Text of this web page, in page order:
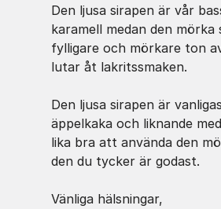
Den ljusa sirapen är vår
karamell medan den mörka
fylligare och mörkare ton
lutar åt lakritssmaken.
Den ljusa sirapen är
äppelkaka och liknande
lika bra att använda den
den du tycker är godast.
Vänliga hälsningar,